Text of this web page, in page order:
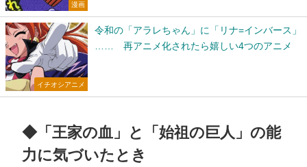
漫画
イチオシアニメ
令和の「アラレちゃん」に「リナ=インバース」
…… 再アニメ化されたら嬉しい4つのアニメ
◆「王家の血」と「始祖の巨人」の能
力に気づいたとき